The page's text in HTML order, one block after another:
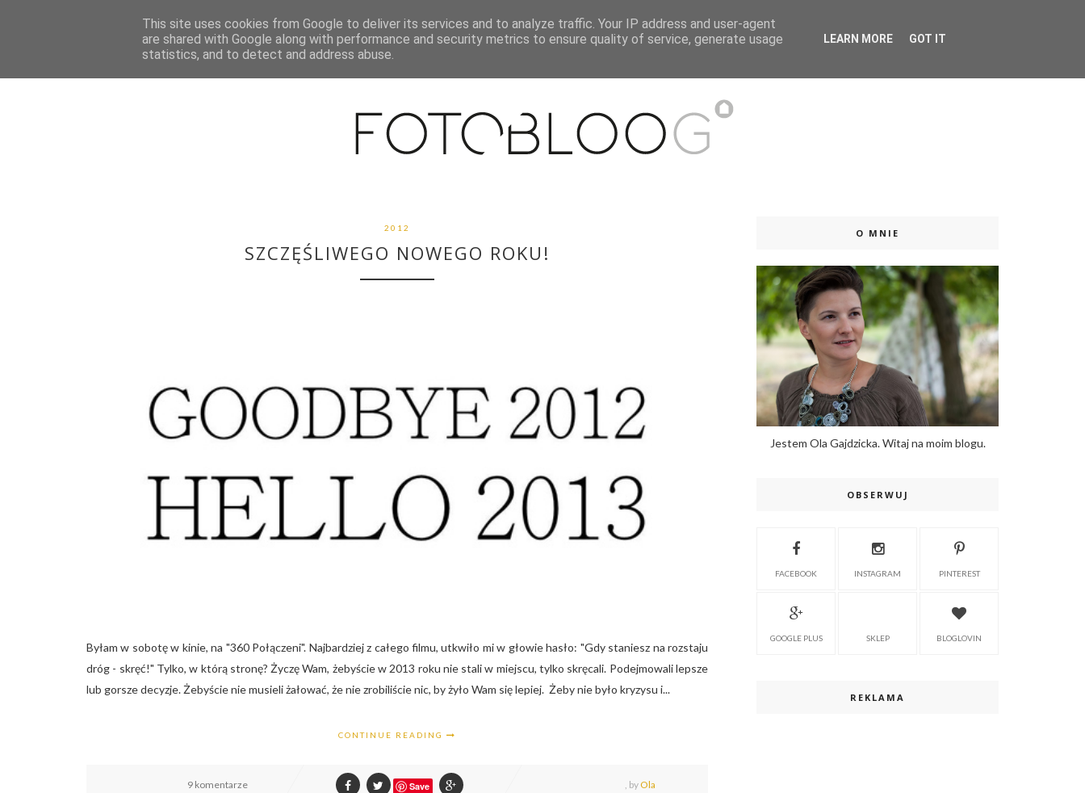
BLOG O MNIE WSPÓŁPRACA MOJE MIESZKANIE PUBLIKACJE ISSUU
2012
SZCZĘŚLIWEGO NOWEGO ROKU!
Byłam w sobotę w kinie, na "360 Połączeni". Najbardziej z całego filmu, utkwiło mi w głowie hasło: "Gdy staniesz na rozstaju
dróg - skręć!" Tylko, w którą stronę? Życzę Wam, żebyście w 2013 roku nie stali w miejscu, tylko skręcali. Podejmowali lepsze
lub gorsze decyzje. Żebyście nie musieli żałować, że nie zrobiliście nic, by żyło Wam się lepiej. Żeby nie było kryzysu i...
CONTINUE READING
Save
9 komentarze , by Ola
O MNIE
Jestem Ola Gajdzicka. Witaj na moim blogu.
OBSERWUJ
FACEBOOK INSTAGRAM PINTEREST
GOOGLE PLUS SKLEP BLOGLOVIN
REKLAMA
This site uses cookies from Google to deliver its services and to analyze traffic. Your IP address and user-agent
are shared with Google along with performance and security metrics to ensure quality of service, generate usage
statistics, and to detect and address abuse.
LEARN MORE GOT IT